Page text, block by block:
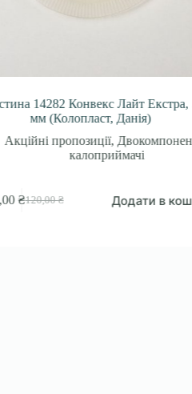
Конвекс Лайт Екстра, 50
мм (Колопласт, Данія)
пропозиції,Двокомпонентні
калоприймачі
₴ Додати в кошик